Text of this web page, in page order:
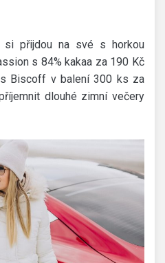
si přijdou na své s horkou
s 84% kakaa za 190 Kč
Biscoff v balení 300 ks za
dlouhé zimní večery